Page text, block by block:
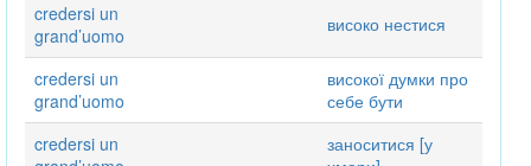
credersi un
grand’uomo
високо нестися
credersi un
grand’uomo
високої думки про
себе бути
credersi un
заноситися [у